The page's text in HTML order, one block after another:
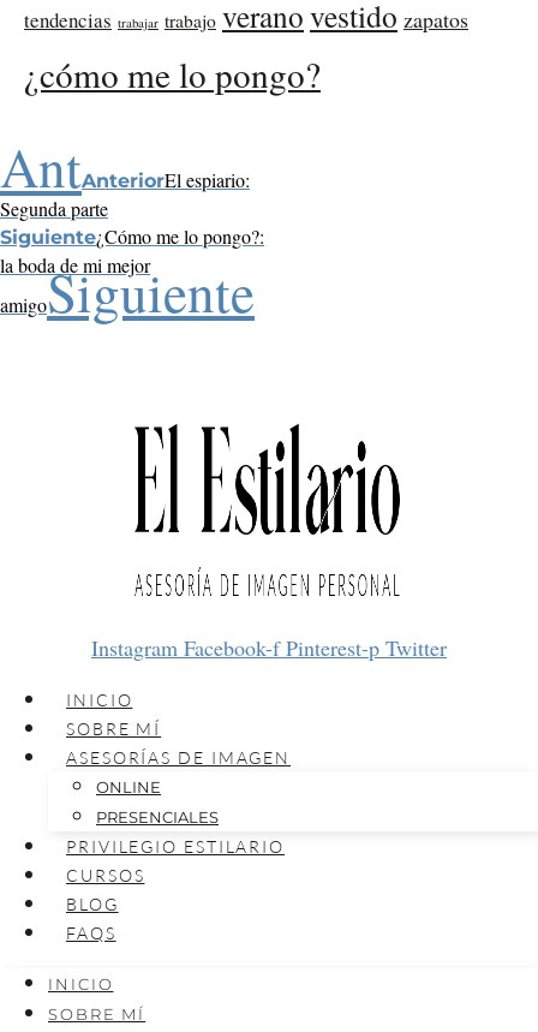
tendencias trabajar trabajo veranovestido zapatos
¿cómo me lo pongo?
AntAnteriorEl espiario:
Segunda parte
Siguiente¿Cómo me lo pongo?:
la boda de mi mejor
amigoSiguiente
Instagram Facebook-f Pinterest-p Twitter
INICIO
SOBRE MÍ
ASESORÍAS DE IMAGEN
ONLINE
PRESENCIALES
PRIVILEGIO ESTILARIO
CURSOS
BLOG
FAQS
INICIO
SOBRE MÍ